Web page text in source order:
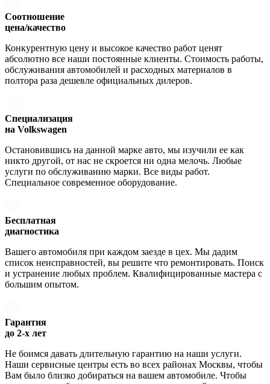
Соотношение
цена/качество
Конкурентную цену и высокое качество работ ценят
абсолютно все наши постоянные клиенты. Стоимость работы,
обслуживания автомобилей и расходных материалов в
полтора раза дешевле официальных дилеров.
Специализация
на Volkswagen
Остановившись на данной марке авто, мы изучили ее как
никто другой, от нас не скроется ни одна мелочь. Любые
услуги по обслуживанию марки. Все виды работ.
Специальное современное оборудование.
Бесплатная
диагностика
Вашего автомобиля при каждом заезде в цех. Мы дадим
список неисправностей, вы решите что ремонтировать. Поиск
и устранение любых проблем. Квалифицированные мастера с
большим опытом.
Гарантия
до 2-х лет
Не боимся давать длительную гарантию на наши услуги.
Наши сервисные центры есть во всех районах Москвы, чтобы
Вам было близко добираться на вашем автомобиле. Чтобы